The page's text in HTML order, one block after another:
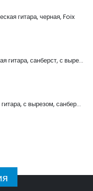
гитара, черная, Foix
FFG-1040SB Акустическая гитара, санберст, с вырезом, Foix
C901T-BS Акустическая гитара, с вырезом, санберст, Caraya